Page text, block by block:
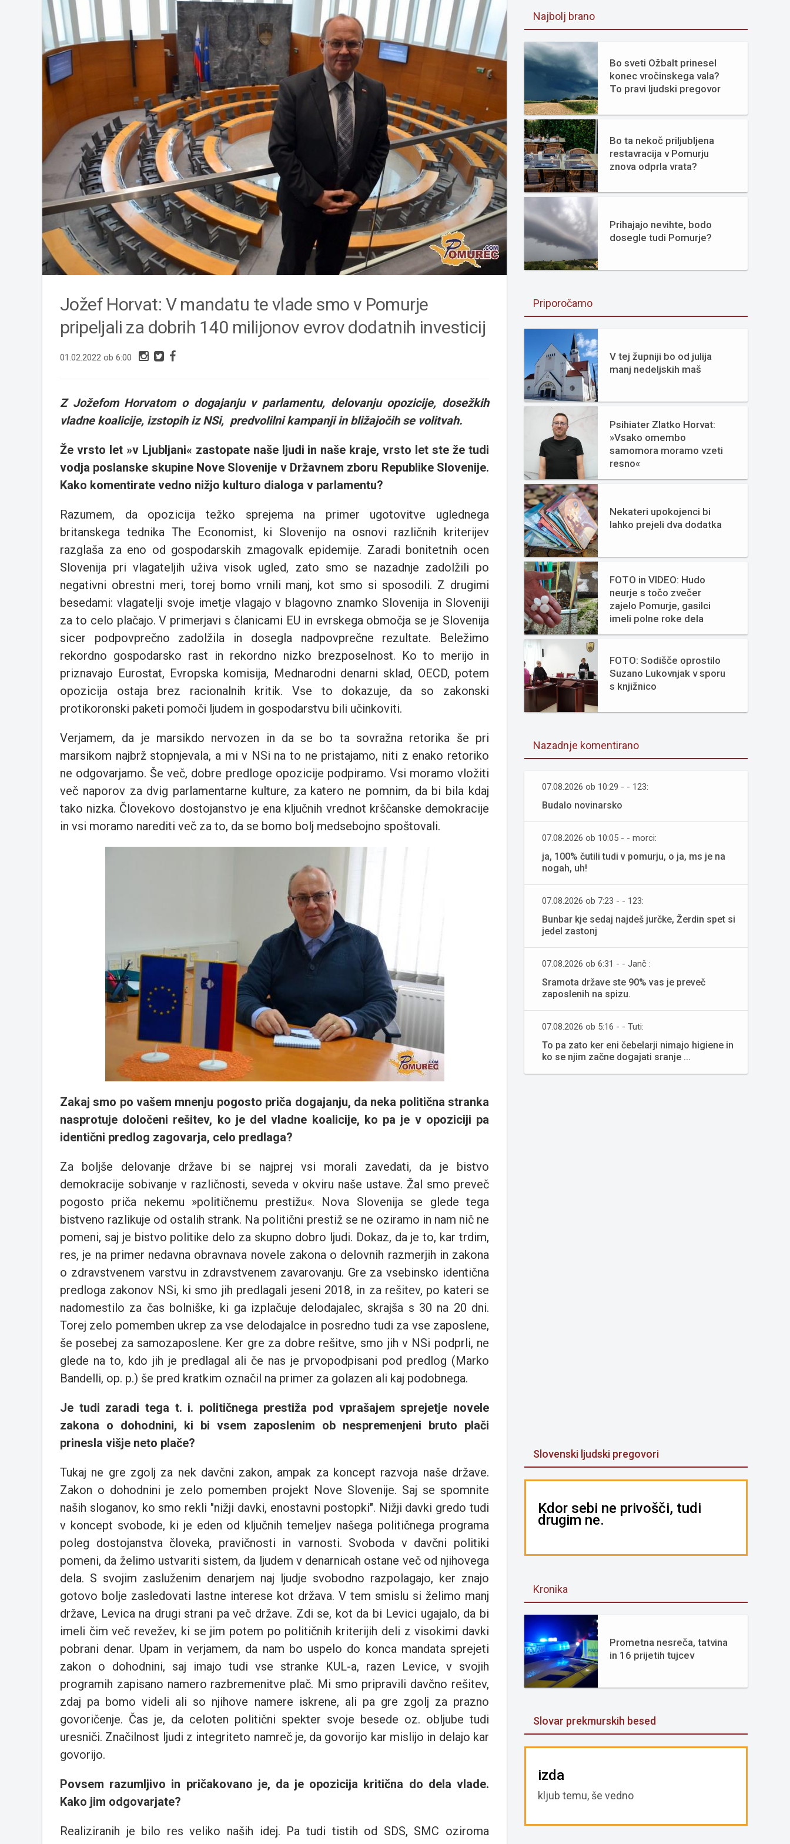
Jožef Horvat: V mandatu te vlade smo v Pomurje
pripeljali za dobrih 140 milijonov evrov dodatnih investicij
01.02.2022 ob 6:00
Z Jožefom Horvatom o dogajanju v parlamentu, delovanju opozicije, dosežkih
vladne koalicije, izstopih iz NSi, predvolilni kampanji in bližajočih se volitvah.
Že vrsto let »v Ljubljani« zastopate naše ljudi in naše kraje, vrsto let ste že tudi
vodja poslanske skupine Nove Slovenije v Državnem zboru Republike Slovenije.
Kako komentirate vedno nižjo kulturo dialoga v parlamentu?
Razumem, da opozicija težko sprejema na primer ugotovitve uglednega
britanskega tednika The Economist, ki Slovenijo na osnovi različnih kriterijev
razglaša za eno od gospodarskih zmagovalk epidemije. Zaradi bonitetnih ocen
Slovenija pri vlagateljih uživa visok ugled, zato smo se nazadnje zadolžili po
negativni obrestni meri, torej bomo vrnili manj, kot smo si sposodili. Z drugimi
besedami: vlagatelji svoje imetje vlagajo v blagovno znamko Slovenija in Sloveniji
za to celo plačajo. V primerjavi s članicami EU in evrskega območja se je Slovenija
sicer podpovprečno zadolžila in dosegla nadpovprečne rezultate. Beležimo
rekordno gospodarsko rast in rekordno nizko brezposelnost. Ko to merijo in
priznavajo Eurostat, Evropska komisija, Mednarodni denarni sklad, OECD, potem
opozicija ostaja brez racionalnih kritik. Vse to dokazuje, da so zakonski
protikoronski paketi pomoči ljudem in gospodarstvu bili učinkoviti.
Verjamem, da je marsikdo nervozen in da se bo ta sovražna retorika še pri
marsikom najbrž stopnjevala, a mi v NSi na to ne pristajamo, niti z enako retoriko
ne odgovarjamo. Še več, dobre predloge opozicije podpiramo. Vsi moramo vložiti
več naporov za dvig parlamentarne kulture, za katero ne pomnim, da bi bila kdaj
tako nizka. Človekovo dostojanstvo je ena ključnih vrednot krščanske demokracije
in vsi moramo narediti več za to, da se bomo bolj medsebojno spoštovali.
Zakaj smo po vašem mnenju pogosto priča dogajanju, da neka politična stranka
nasprotuje določeni rešitev, ko je del vladne koalicije, ko pa je v opoziciji pa
identični predlog zagovarja, celo predlaga?
Za boljše delovanje države bi se najprej vsi morali zavedati, da je bistvo
demokracije sobivanje v različnosti, seveda v okviru naše ustave. Žal smo preveč
pogosto priča nekemu »političnemu prestižu«. Nova Slovenija se glede tega
bistveno razlikuje od ostalih strank. Na politični prestiž se ne oziramo in nam nič ne
pomeni, saj je bistvo politike delo za skupno dobro ljudi. Dokaz, da je to, kar trdim,
res, je na primer nedavna obravnava novele zakona o delovnih razmerjih in zakona
o zdravstvenem varstvu in zdravstvenem zavarovanju. Gre za vsebinsko identična
predloga zakonov NSi, ki smo jih predlagali jeseni 2018, in za rešitev, po kateri se
nadomestilo za čas bolniške, ki ga izplačuje delodajalec, skrajša s 30 na 20 dni.
Torej zelo pomemben ukrep za vse delodajalce in posredno tudi za vse zaposlene,
še posebej za samozaposlene. Ker gre za dobre rešitve, smo jih v NSi podprli, ne
glede na to, kdo jih je predlagal ali če nas je prvopodpisani pod predlog (Marko
Bandelli, op. p.) še pred kratkim označil na primer za golazen ali kaj podobnega.
Je tudi zaradi tega t. i. političnega prestiža pod vprašajem sprejetje novele
zakona o dohodnini, ki bi vsem zaposlenim ob nespremenjeni bruto plači
prinesla višje neto plače?
Tukaj ne gre zgolj za nek davčni zakon, ampak za koncept razvoja naše države.
Zakon o dohodnini je zelo pomemben projekt Nove Slovenije. Saj se spomnite
naših sloganov, ko smo rekli "nižji davki, enostavni postopki". Nižji davki gredo tudi
v koncept svobode, ki je eden od ključnih temeljev našega političnega programa
poleg dostojanstva človeka, pravičnosti in varnosti. Svoboda v davčni politiki
pomeni, da želimo ustvariti sistem, da ljudem v denarnicah ostane več od njihovega
dela. S svojim zasluženim denarjem naj ljudje svobodno razpolagajo, ker znajo
gotovo bolje zasledovati lastne interese kot država. V tem smislu si želimo manj
države, Levica na drugi strani pa več države. Zdi se, kot da bi Levici ugajalo, da bi
imeli čim več revežev, ki se jim potem po političnih kriterijih deli z visokimi davki
pobrani denar. Upam in verjamem, da nam bo uspelo do konca mandata sprejeti
zakon o dohodnini, saj imajo tudi vse stranke KUL-a, razen Levice, v svojih
programih zapisano namero razbremenitve plač. Mi smo pripravili davčno rešitev,
zdaj pa bomo videli ali so njihove namere iskrene, ali pa gre zgolj za prazno
govoričenje. Čas je, da celoten politični spekter svoje besede oz. obljube tudi
uresniči. Značilnost ljudi z integriteto namreč je, da govorijo kar mislijo in delajo kar
govorijo.
Povsem razumljivo in pričakovano je, da je opozicija kritična do dela vlade.
Kako jim odgovarjate?
Realiziranih je bilo res veliko naših idej. Pa tudi tistih od SDS, SMC oziroma
Najbolj brano
Bo sveti Ožbalt prinesel
konec vročinskega vala?
To pravi ljudski pregovor
Bo ta nekoč priljubljena
restavracija v Pomurju
znova odprla vrata?
Prihajajo nevihte, bodo
dosegle tudi Pomurje?
Priporočamo
V tej župniji bo od julija
manj nedeljskih maš
Psihiater Zlatko Horvat:
»Vsako omembo
samomora moramo vzeti
resno«
Nekateri upokojenci bi
lahko prejeli dva dodatka
FOTO in VIDEO: Hudo
neurje s točo zvečer
zajelo Pomurje, gasilci
imeli polne roke dela
FOTO: Sodišče oprostilo
Suzano Lukovnjak v sporu
s knjižnico
Nazadnje komentirano
07.08.2026 ob 10:29 - - 123:
Budalo novinarsko
07.08.2026 ob 10:05 - - morci:
ja, 100% čutili tudi v pomurju, o ja, ms je na
nogah, uh!
07.08.2026 ob 7:23 - - 123:
Bunbar kje sedaj najdeš jurčke, Žerdin spet si
jedel zastonj
07.08.2026 ob 6:31 - - Janč :
Sramota države ste 90% vas je preveč
zaposlenih na spizu.
07.08.2026 ob 5:16 - - Tuti:
To pa zato ker eni čebelarji nimajo higiene in
ko se njim začne dogajati sranje ...
Slovenski ljudski pregovori
Kdor sebi ne privošči, tudi
drugim ne.
Kronika
Prometna nesreča, tatvina
in 16 prijetih tujcev
Slovar prekmurskih besed
izda
kljub temu, še vedno